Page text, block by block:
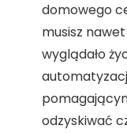
domowego
musisz
wyglądało
odzyskiwać